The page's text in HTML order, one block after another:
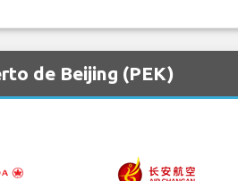
de Beijing (PEK)